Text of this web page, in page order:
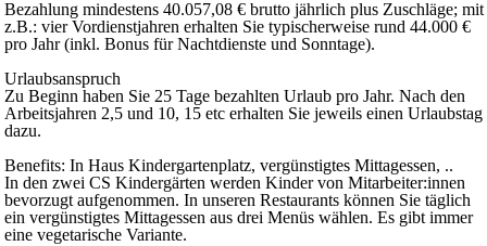
Bezahlung mindestens 40.057,08 € brutto jährlich plus Zuschläge; mit
z.B.: vier Vordienstjahren erhalten Sie typischerweise rund 44.000 €
pro Jahr (inkl. Bonus für Nachtdienste und Sonntage).
Urlaubsanspruch
Zu Beginn haben Sie 25 Tage bezahlten Urlaub pro Jahr. Nach den
Arbeitsjahren 2,5 und 10, 15 etc erhalten Sie jeweils einen Urlaubstag
dazu.
Benefits: In Haus Kindergartenplatz, vergünstigtes Mittagessen, ..
In den zwei CS Kindergärten werden Kinder von Mitarbeiter:innen
bevorzugt aufgenommen. In unseren Restaurants können Sie täglich
ein vergünstigtes Mittagessen aus drei Menüs wählen. Es gibt immer
eine vegetarische Variante.